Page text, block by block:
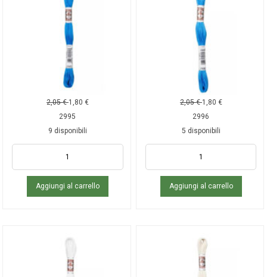
2,05€ 1,80 €
2995
9 disponibili
Aggiungi al carrello
2,05€ 1,80 €
2996
5 disponibili
Aggiungi al carrello